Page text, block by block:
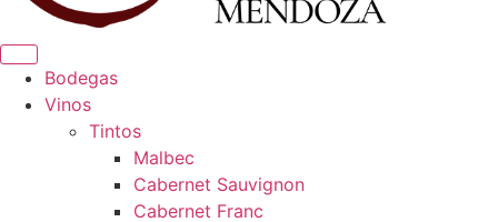
contenido
Bodegas
Vinos
Tintos
Malbec
Cabernet Sauvignon
Cabernet Franc
20% OFF
ENVÍO GRATIS
6 CUOTAS SIN INTERÉS
Bodegas /Lamadrid